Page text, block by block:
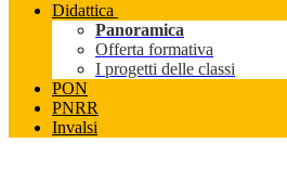
Didattica
Panoramica
Offerta formativa
I progetti delle classi
PON
PNRR
Invalsi